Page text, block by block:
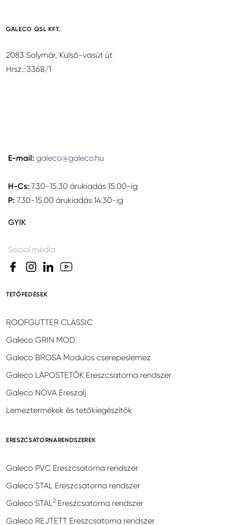
GALECO QSL KFT.
2083 Solymár, Külső-vasút út
Hrsz.: 3368/1
E-mail: galeco@galeco.hu
H-Cs: 7.30-15.30 árukiadás 15.00-ig
P: 7.30-15.00 árukiadás 14.30-ig
GYIK
Social média
TETŐFEDÉSEK
ROOFGUTTER CLASSIC
Galeco GRIN MOD
Galeco BROSA Modulos cserepeslemez
Galeco LAPOSTETŐK Ereszcsatorna rendszer
Galeco NOVA Ereszalj
Lemeztermékek és tetőkiegészítők
ERESZCSATORNARENDSZEREK
Galeco PVC Ereszcsatorna rendszer
Galeco STAL Ereszcsatorna rendszer
Galeco STAL2 Ereszcsatorna rendszer
Galeco REJTETT Ereszcsatorna rendszer